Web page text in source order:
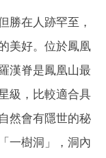
勝在人跡罕至，
美好。位於鳳凰
漢脊是鳳凰山最
級，比較適合具
然會有隱世的秘
一樹洞」，洞內